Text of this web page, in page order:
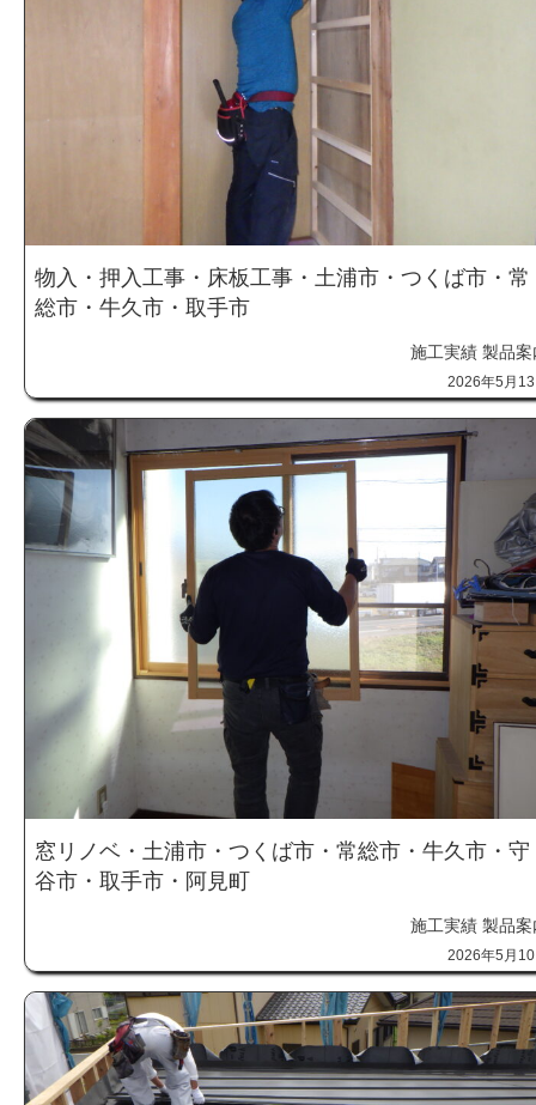
物入・押入工事・床板工事・土浦市・つくば市・常
総市・牛久市・取手市
施工実績 製品案
2026年5月
窓リノベ・土浦市・つくば市・常総市・牛久市・守
谷市・取手市・阿見町
施工実績 製品案
2026年5月